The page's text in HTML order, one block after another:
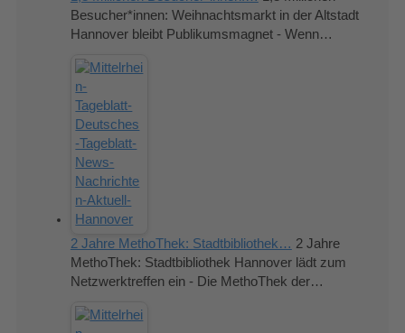
Besucher*innen: Weihnachtsmarkt in der Altstadt
Hannover bleibt Publikumsmagnet - Wenn…
2 Jahre MethoThek: Stadtbibliothek… 2 Jahre
MethoThek: Stadtbibliothek Hannover lädt zum
Netzwerktreffen ein - Die MethoThek der…